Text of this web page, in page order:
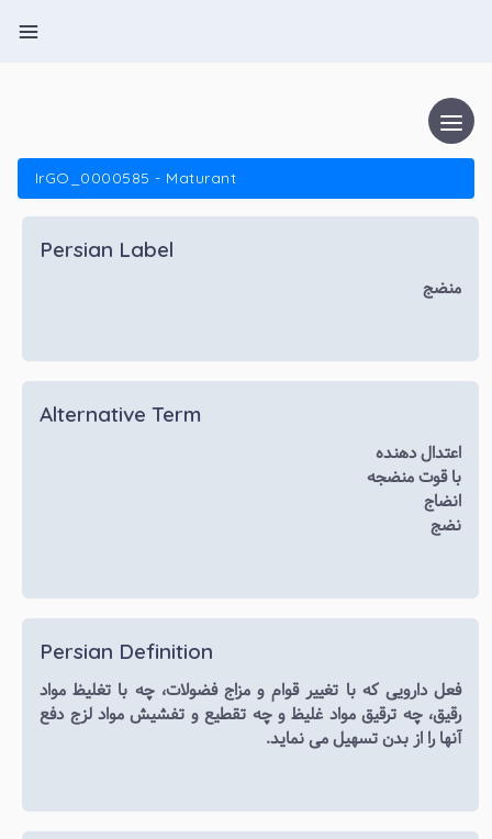
IrGO_0000585 - Maturant
Persian Label
منضج
Alternative Term
اعتدال دهنده
با قوت منضجه
انضاج
نضج
Persian Definition
فعل دارویی که با تغییر قوام و مزاج فضولات، چه با تغلیظ مواد
رقیق، چه ترقیق مواد غلیظ و چه تقطیع و تفشیش مواد لزج دفع
آنها را از بدن تسهیل می نماید.